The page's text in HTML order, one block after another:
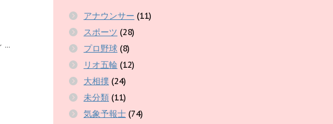
...
アナウンサー (11)
スポーツ (28)
プロ野球 (8)
リオ五輪 (12)
大相撲 (24)
未分類 (11)
気象予報士 (74)